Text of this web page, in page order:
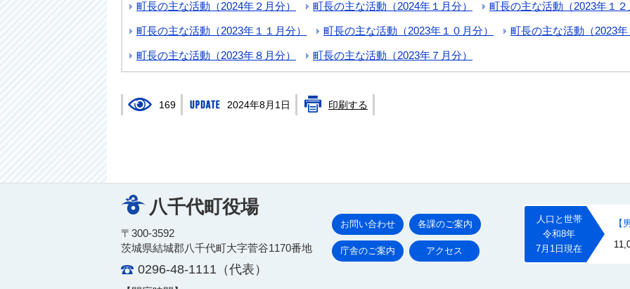
町長の主な活動（2024年２月分） 町長の主な活動（2024年１月分） 町長の主な活動（2023年１
町長の主な活動（2023年１１月分） 町長の主な活動（2023年１０月分） 町長の主な活動（2023
町長の主な活動（2023年８月分） 町長の主な活動（2023年７月分）
169 2024年8月1日 印刷する
八千代町役場
〒300-3592
茨城県結城郡八千代町大字菅谷1170番地
0296-48-1111（代表）
お問い合わせ 各課のご案内
庁舎のご案内 アクセス